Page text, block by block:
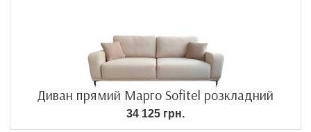
Диван прямий Марго Sofitel розкладний
34 125 грн.